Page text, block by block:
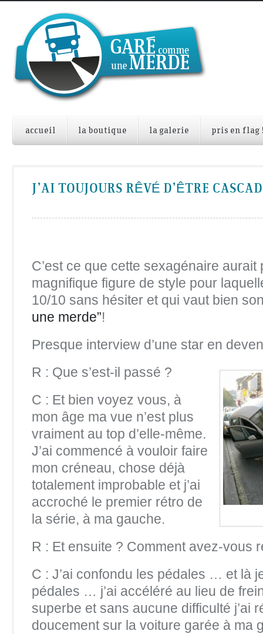
accueil la boutique la galerie pris en flag
J’AI TOUJOURS RÊVÉ D’ÊTRE
C’est ce que cette sexagénaire
magnifique figure de style pour
10/10 sans hésiter et qui vaut bien
une merde”!
Presque interview d’une star en
R : Que s’est-il passé ?
C : Et bien voyez vous, à
mon âge ma vue n’est plus
vraiment au top d’elle-même.
J’ai commencé à vouloir faire
mon créneau, chose déjà
totalement improbable et j’ai
accroché le premier rétro de
la série, à ma gauche.
R : Et ensuite ? Comment avez-vous
C : J’ai confondu les pédales … et là
pédales … j’ai accéléré au lieu de
superbe et sans aucune difficulté j’ai
doucement sur la voiture garée à ma